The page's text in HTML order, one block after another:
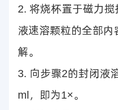
2. 将烧杯置于磁力
液速溶颗粒的全部
解。
3. 向步骤2的封闭液
ml，即为1×。